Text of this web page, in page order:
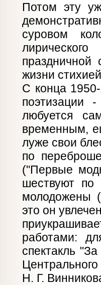
Потом эту
суровом
праздничной
жизни
С конца
поэтизации
любуется
временным,
луже свои
по
("Первые
шествуют по
молодожены
это он
работами:
спектакль
Н. Г.